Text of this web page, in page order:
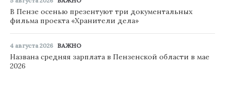
В Пензе осенью презентуют три документальных
фильма проекта «Хранители дела»
4 августа 2026 ВАЖНО
Названа средняя зарплата в Пензенской области в мае
2026